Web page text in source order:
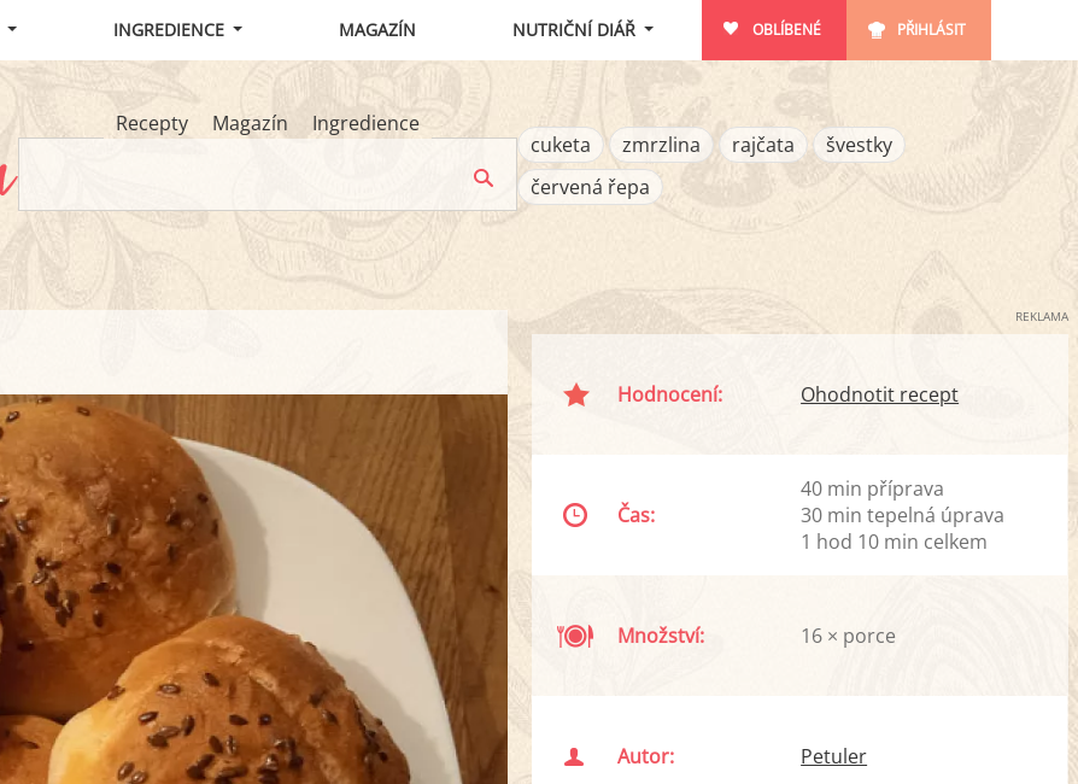
INGREDIENCE MAGAZÍN NUTRIČNÍ DIÁŘ OBLÍBENÉ PŘIHLÁSIT
Recepty Magazín
Ingredience
cuketa
zmrzlina rajčata
švestky
červená řepa
REKLAMA
Hodnocení: Ohodnotit recept
Čas:
40 min příprava
30 min tepelná úprava
1 hod 10 min celkem
Množství: 16 × porce
Autor: Petuler